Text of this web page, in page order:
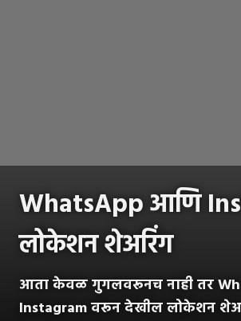
WhatsApp आणि
लोकेशन शेअरिंग
आता केवळ गुगलवरूनच नाही तर
Instagram वरून देखील लोकेशन